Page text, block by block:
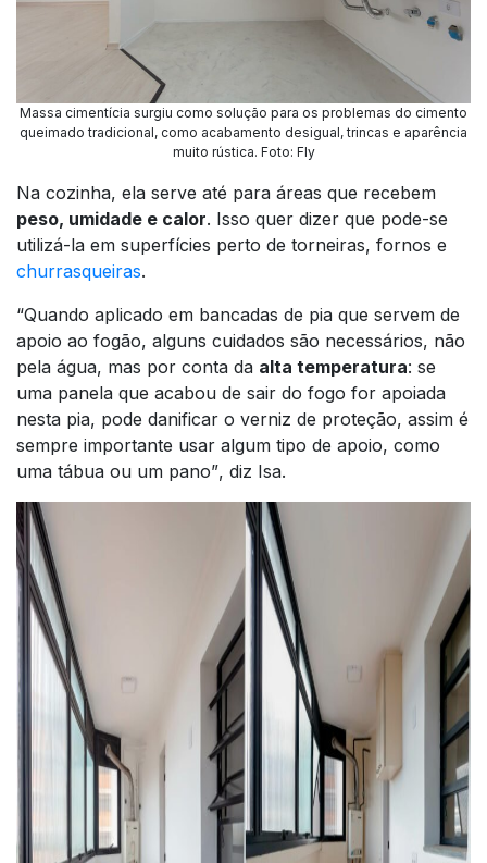
Massa cimentícia surgiu como solução para os problemas do cimento
queimado tradicional, como acabamento desigual, trincas e aparência
muito rústica. Foto: Fly
Na cozinha, ela serve até para áreas que recebem
peso, umidade e calor. Isso quer dizer que pode-se
utilizá-la em superfícies perto de torneiras, fornos e
churrasqueiras.
“Quando aplicado em bancadas de pia que servem de
apoio ao fogão, alguns cuidados são necessários, não
pela água, mas por conta da alta temperatura: se
uma panela que acabou de sair do fogo for apoiada
nesta pia, pode danificar o verniz de proteção, assim é
sempre importante usar algum tipo de apoio, como
uma tábua ou um pano”, diz Isa.